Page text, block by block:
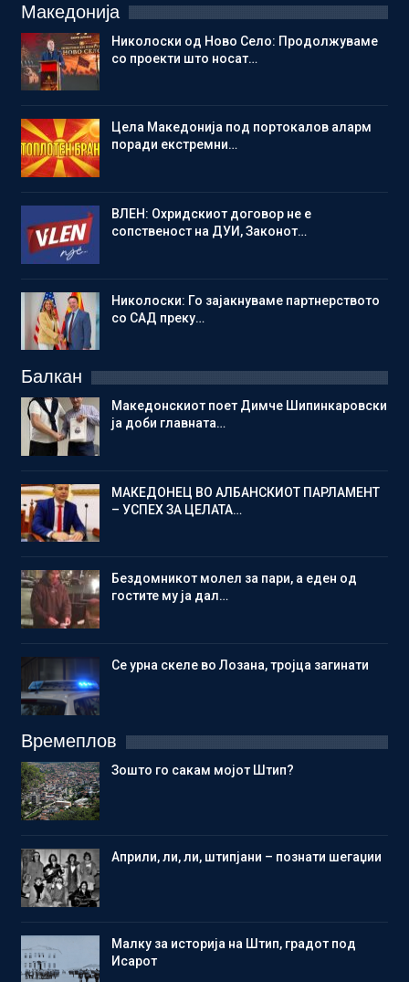
Македонија
Николоски од Ново Село: Продолжуваме
со проекти што носат…
Цела Македонија под портокалов аларм
поради екстремни…
ВЛЕН: Охридскиот договор не е
сопственост на ДУИ, Законот…
Николоски: Го зајакнуваме партнерството
со САД преку…
Балкан
Македонскиот поет Димче Шипинкаровски
ја доби главната…
МАКЕДОНЕЦ ВО АЛБАНСКИОТ ПАРЛАМЕНТ
– УСПЕХ ЗА ЦЕЛАТА…
Бездомникот молел за пари, а еден од
гостите му ја дал…
Се урна скеле во Лозана, тројца загинати
Времеплов
Зошто го сакам мојот Штип?
Aприли, ли, ли, штипјани – познати шегаџии
Малку за историја на Штип, градот под
Исарот